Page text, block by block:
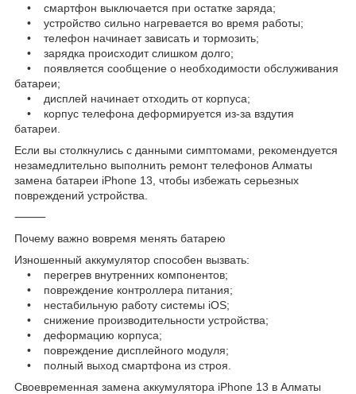
• смартфон выключается при остатке заряда;
• устройство сильно нагревается во время работы;
• телефон начинает зависать и тормозить;
• зарядка происходит слишком долго;
• появляется сообщение о необходимости обслуживания
батареи;
• дисплей начинает отходить от корпуса;
• корпус телефона деформируется из-за вздутия
батареи.
Если вы столкнулись с данными симптомами, рекомендуется
незамедлительно выполнить ремонт телефонов Алматы
замена батареи iPhone 13, чтобы избежать серьезных
повреждений устройства.
⸻
Почему важно вовремя менять батарею
Изношенный аккумулятор способен вызвать:
• перегрев внутренних компонентов;
• повреждение контроллера питания;
• нестабильную работу системы iOS;
• снижение производительности устройства;
• деформацию корпуса;
• повреждение дисплейного модуля;
• полный выход смартфона из строя.
Своевременная замена аккумулятора iPhone 13 в Алматы